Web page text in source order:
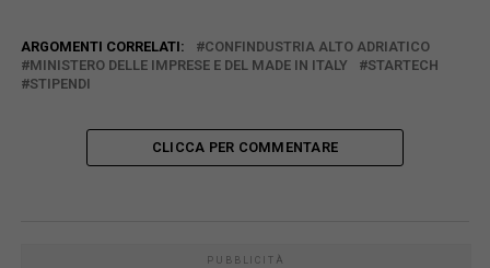
ARGOMENTI CORRELATI:
CONFINDUSTRIA ALTO ADRIATICO
MINISTERO DELLE IMPRESE E DEL MADE IN ITALY
STARTECH
STIPENDI
CLICCA PER COMMENTARE
PUBBLICITÀ